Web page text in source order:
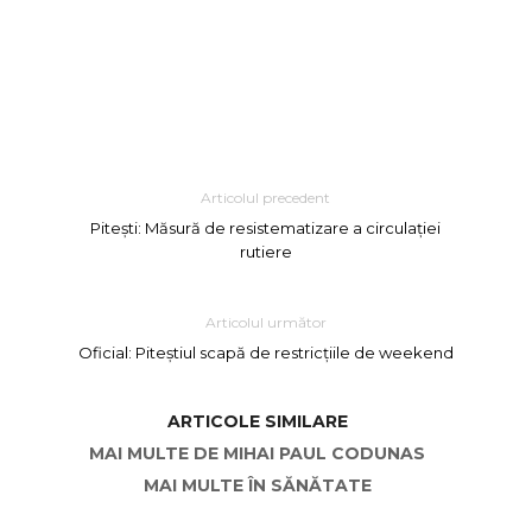
Articolul precedent
Pitești: Măsură de resistematizare a circulației
rutiere
Articolul următor
Oficial: Piteștiul scapă de restricțiile de weekend
ARTICOLE SIMILARE
MAI MULTE DE MIHAI PAUL CODUNAS
MAI MULTE ÎN SĂNĂTATE